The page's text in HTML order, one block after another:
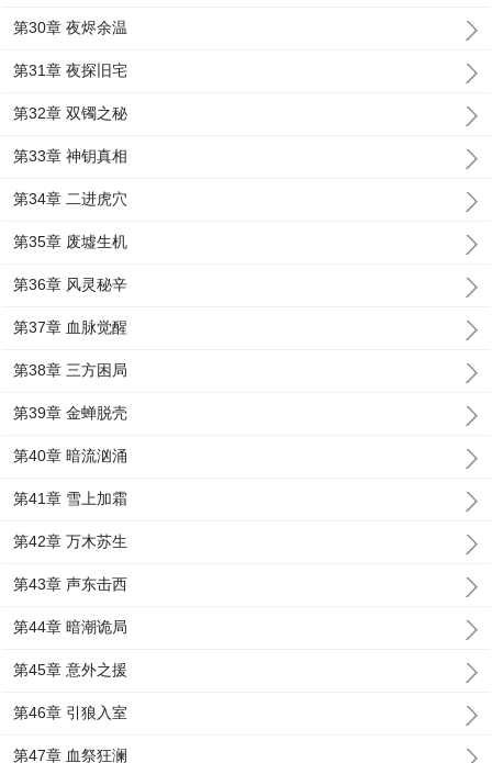
第30章 夜烬余温
第31章 夜探旧宅
第32章 双镯之秘
第33章 神钥真相
第34章 二进虎穴
第35章 废墟生机
第36章 风灵秘辛
第37章 血脉觉醒
第38章 三方困局
第39章 金蝉脱壳
第40章 暗流汹涌
第41章 雪上加霜
第42章 万木苏生
第43章 声东击西
第44章 暗潮诡局
第45章 意外之援
第46章 引狼入室
第47章 血祭狂澜